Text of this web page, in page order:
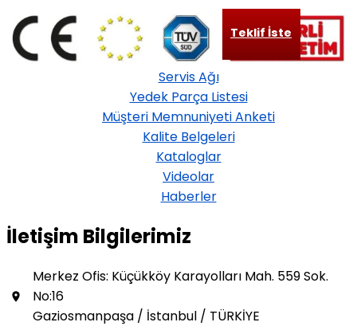
Teklif İste
Servis Ağı
Yedek Parça Listesi
Müşteri Memnuniyeti Anketi
Kalite Belgeleri
Kataloglar
Videolar
Haberler
İletişim Bilgilerimiz
Merkez Ofis: Küçükköy Karayolları Mah. 559 Sok.
No:16
Gaziosmanpaşa / İstanbul / TÜRKİYE